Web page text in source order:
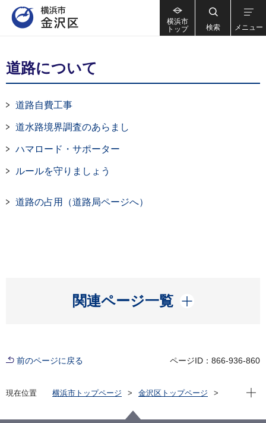
横浜市
トップ
検索 メニュー
道路について
道路自費工事
道水路境界調査のあらまし
ハマロード・サポーター
ルールを守りましょう
道路の占用（道路局ページへ）
関連ページ一覧
開く
前のページに戻る ページID：866-936-860
現在位置 横浜市トップページ
金沢区トップページ
道路について
現在